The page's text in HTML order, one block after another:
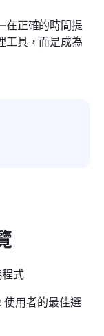
正確的時間提
具，而是成為
式
用者的最佳選